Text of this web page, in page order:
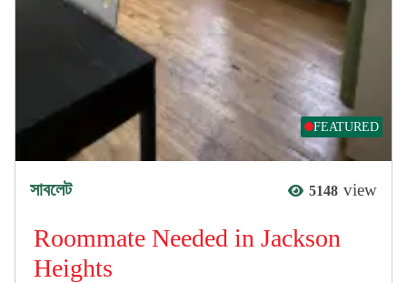
FEATURED
সাবলেট 5148 view
Roommate Needed in Jackson
Heights